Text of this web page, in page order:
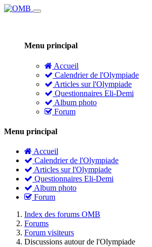
Menu principal
Accueil
Calendrier de l'Olympiade
Articles sur l'Olympiade
Questionnaires Eli-Demi
Album photo
Forum
Menu principal
Accueil
Calendrier de l'Olympiade
Articles sur l'Olympiade
Questionnaires Eli-Demi
Album photo
Forum
Index des forums OMB
Forums
Forum visiteurs
Discussions autour de l'Olympiade